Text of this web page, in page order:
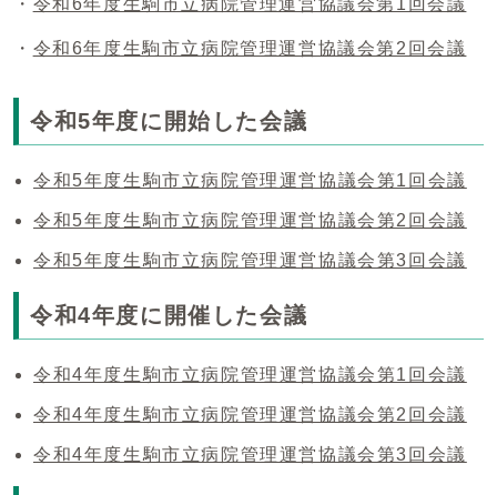
・ 令和6年度生駒市立病院管理運営協議会第1回会議
・ 令和6年度生駒市立病院管理運営協議会第2回会議
令和5年度に開始した会議
令和5年度生駒市立病院管理運営協議会第1回会議
令和5年度生駒市立病院管理運営協議会第2回会議
令和5年度生駒市立病院管理運営協議会第3回会議
令和4年度に開催した会議
令和4年度生駒市立病院管理運営協議会第1回会議
令和4年度生駒市立病院管理運営協議会第2回会議
令和4年度生駒市立病院管理運営協議会第3回会議